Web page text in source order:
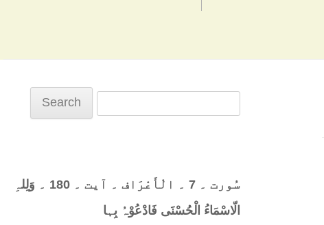
سُورت ۔ 7 ۔ الْأَعْرَاف ۔ آیت ۔ 180 ۔ وَلِلہِ
الّاسْمَاءُ الْحُسْنَی فَادْعُوْہُ بِہا